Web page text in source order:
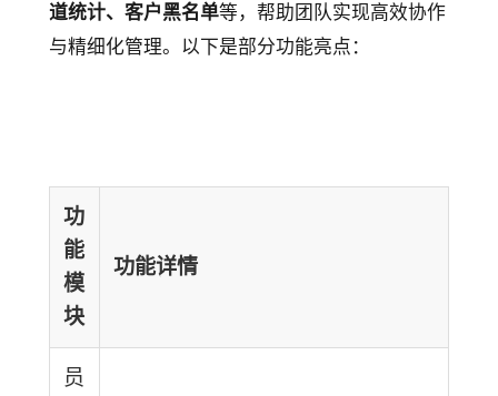
道统计、客户黑名单等，帮助团队实现高效协作
与精细化管理。以下是部分功能亮点：
功
能
模
块
功能详情
员